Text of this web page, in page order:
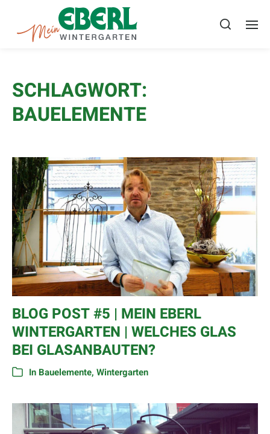
SCHLAGWORT:
BAUELEMENTE
BLOG POST #5 | MEIN EBERL
WINTERGARTEN | WELCHES GLAS
BEI GLASANBAUTEN?
In Bauelemente, Wintergarten